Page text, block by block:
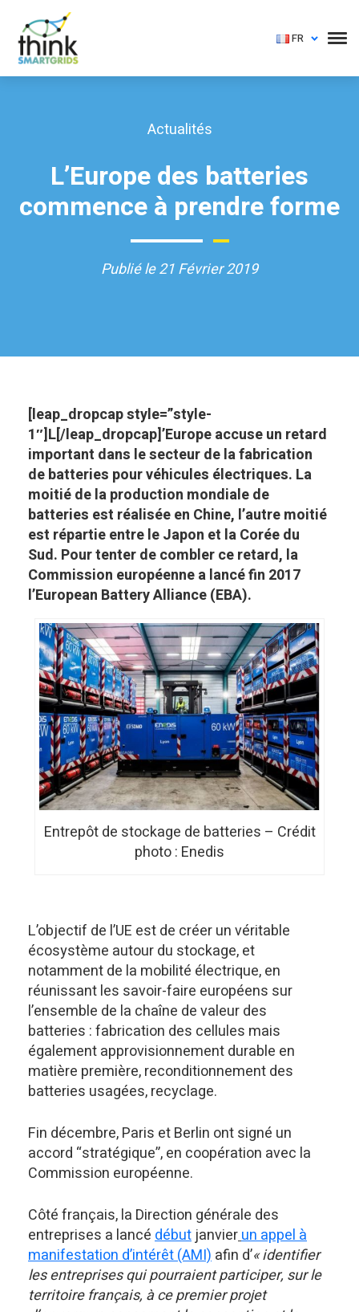
FR
Actualités
L’Europe des batteries
commence à prendre forme
Publié le 21 Février 2019
[leap_dropcap style=”style-
1″]L[/leap_dropcap]’Europe accuse un retard
important dans le secteur de la fabrication
de batteries pour véhicules électriques. La
moitié de la production mondiale de
batteries est réalisée en Chine, l’autre moitié
est répartie entre le Japon et la Corée du
Sud. Pour tenter de combler ce retard, la
Commission européenne a lancé fin 2017
l’European Battery Alliance (EBA).
Entrepôt de stockage de batteries – Crédit
photo : Enedis
L’objectif de l’UE est de créer un véritable
écosystème autour du stockage, et
notamment de la mobilité électrique, en
réunissant les savoir-faire européens sur
l’ensemble de la chaîne de valeur des
batteries : fabrication des cellules mais
également approvisionnement durable en
matière première, reconditionnement des
batteries usagées, recyclage.
Fin décembre, Paris et Berlin ont signé un
accord “stratégique”, en coopération avec la
Commission européenne.
Côté français, la Direction générale des
entreprises a lancédébut janvierun appel à
manifestation d’intérêt (AMI)afin d’« identifier
les entreprises qui pourraient participer, sur le
territoire français, à ce premier projet